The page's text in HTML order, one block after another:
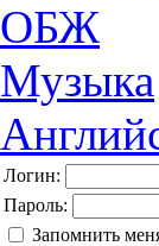
ОБЖ
Музыка
Логин:
Пароль:
Запомнить